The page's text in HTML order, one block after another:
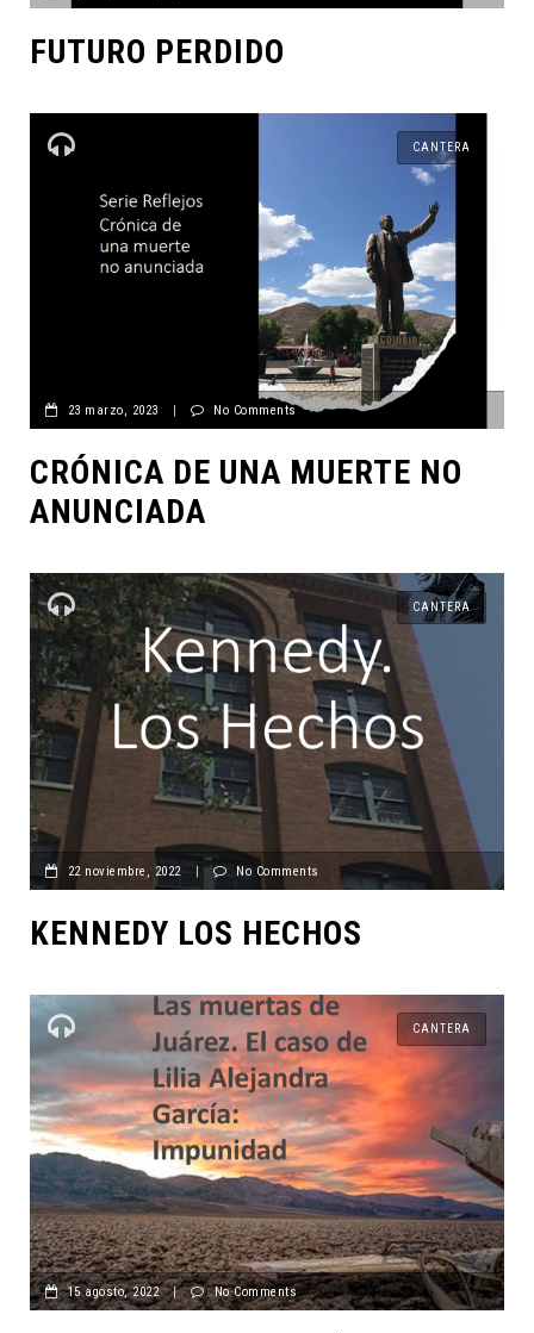
FUTURO PERDIDO
CANTERA
23 marzo, 2023 No Comments
CRÓNICA DE UNA MUERTE NO
ANUNCIADA
CANTERA
22 noviembre, 2022 | No Comments
KENNEDY LOS HECHOS
CANTERA
15 agosto, 2022 | No Comments